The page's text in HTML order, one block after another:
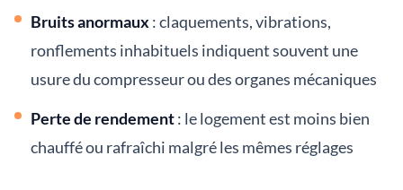
Bruits anormaux: claquements, vibrations,
ronflements inhabituels indiquent souvent une
usure du compresseur ou des organes mécaniques
Perte de rendement: le logement est moins bien
chauffé ou rafraîchi malgré les mêmes réglages